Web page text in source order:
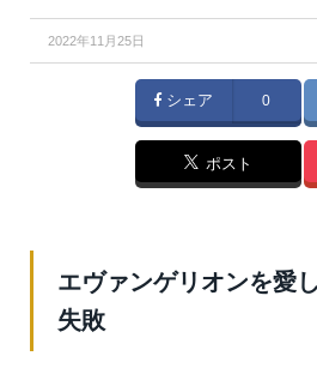
2022年11月25日
シェア 0
ポスト
エヴァンゲリオンを愛
失敗